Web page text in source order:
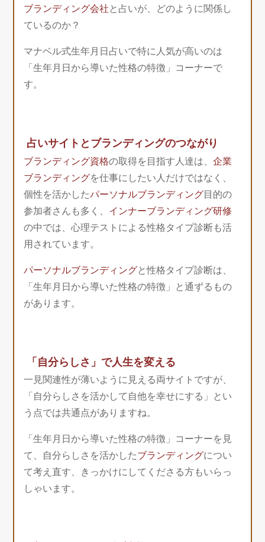
ブランディング会社 と占いが、どのように関係し
ているのか？
マナベル式生年月日占いで特に人気が高いのは
「生年月日から導いた性格の特徴」コーナーで
す。
占いサイトとブランディングのつながり
ブランディング資格の取得を目指す人達は、企業
ブランディングを仕事にしたい人だけではなく、
個性を活かしたパーソナルブランディング目的の
参加者さんも多く、 インナーブランディング研修
の中では、心理テストによる性格タイプ診断も活
用されています。
パーソナルブランディングと性格タイプ診断は、
「生年月日から導いた性格の特徴」と通ずるもの
があります。
「自分らしさ」で人生を変える
一見関連性が薄いように見える両サイトですが、
「自分らしさを活かして自他を幸せにする」とい
う点では共通点がありますね。
「生年月日から導いた性格の特徴」コーナーを見
て、自分らしさを活かしたブランディングについ
て考え直す、きっかけにしてくださる方もいらっ
しゃいます。